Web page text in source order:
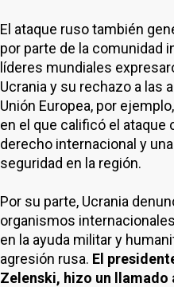
El ataque ruso también
por parte de la comunidad
líderes mundiales
Ucrania y su rechazo a las
Unión Europea, por
en el que calificó el ataque
derecho internacional y
seguridad en la región.
Por su parte, Ucrania
organismos
en la ayuda militar y
agresión rusa. El
Zelenski, hizo un llamado